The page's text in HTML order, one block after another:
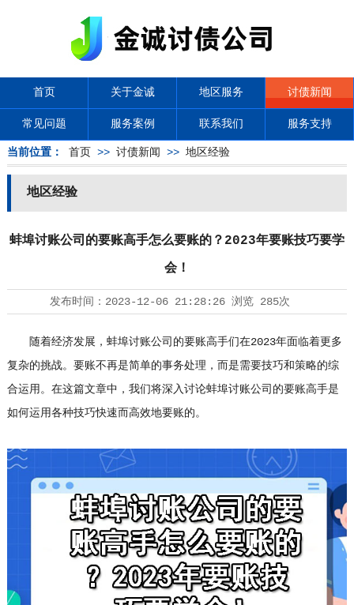
首页 关于金诚 地区服务 讨债新闻
常见问题 服务案例 联系我们 服务支持
当前位置： 首页 >> 讨债新闻 >> 地区经验
地区经验
蚌埠讨账公司的要账高手怎么要账的？2023年要账技巧要学
会！
发布时间： 2023-12-06 21:28:26浏览 285次
随着经济发展，蚌埠讨账公司的要账高手们在2023年面临着更多
复杂的挑战。要账不再是简单的事务处理，而是需要技巧和策略的综
合运用。在这篇文章中，我们将深入讨论蚌埠讨账公司的要账高手是
如何运用各种技巧快速而高效地要账的。